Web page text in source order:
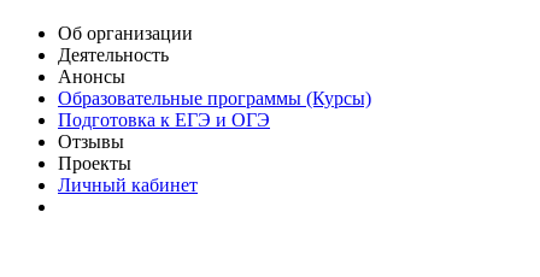
Об организации
Деятельность
Анонсы
Образовательные программы (Курсы)
Подготовка к ЕГЭ и ОГЭ
Отзывы
Проекты
Личный кабинет